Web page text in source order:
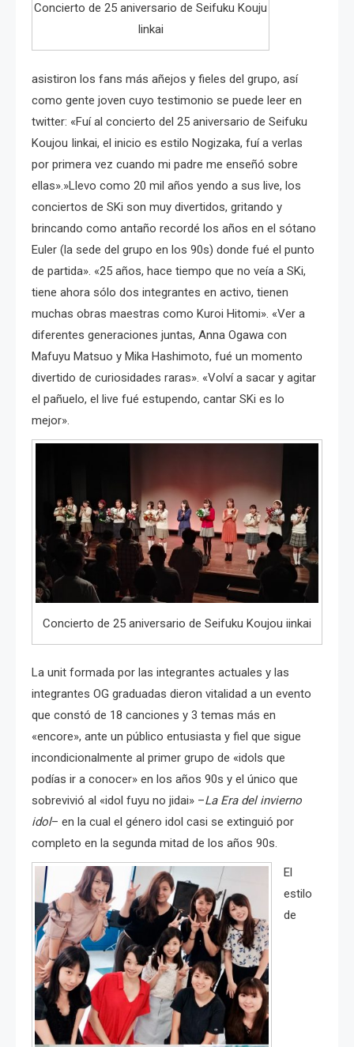
Concierto de 25 aniversario de Seifuku Kouju
Iinkai
asistiron los fans más añejos y fieles del grupo, así
como gente joven cuyo testimonio se puede leer en
twitter: «Fuí al concierto del 25 aniversario de Seifuku
Koujou Iinkai, el inicio es estilo Nogizaka, fuí a verlas
por primera vez cuando mi padre me enseñó sobre
ellas».»Llevo como 20 mil años yendo a sus live, los
conciertos de SKi son muy divertidos, gritando y
brincando como antaño recordé los años en el sótano
Euler (la sede del grupo en los 90s) donde fué el punto
de partida». «25 años, hace tiempo que no veía a SKi,
tiene ahora sólo dos integrantes en activo, tienen
muchas obras maestras como Kuroi Hitomi». «Ver a
diferentes generaciones juntas, Anna Ogawa con
Mafuyu Matsuo y Mika Hashimoto, fué un momento
divertido de curiosidades raras». «Volví a sacar y agitar
el pañuelo, el live fué estupendo, cantar SKi es lo
mejor».
Concierto de 25 aniversario de Seifuku Koujou iinkai
La unit formada por las integrantes actuales y las
integrantes OG graduadas dieron vitalidad a un evento
que constó de 18 canciones y 3 temas más en
«encore», ante un público entusiasta y fiel que sigue
incondicionalmente al primer grupo de «idols que
podías ir a conocer» en los años 90s y el único que
sobrevivió al «idol fuyu no jidai» –La Era del invierno
idol– en la cual el género idol casi se extinguió por
completo en la segunda mitad de los años 90s.
El
estilo
de